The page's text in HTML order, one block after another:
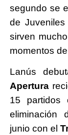
segundo se
de
sirven
momentos
Lanús
Apertura
15
eliminación
junio con el